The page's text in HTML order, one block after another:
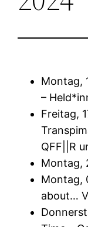
Montag,
–
Freitag,
QFF||R
Montag,
Montag,
about…